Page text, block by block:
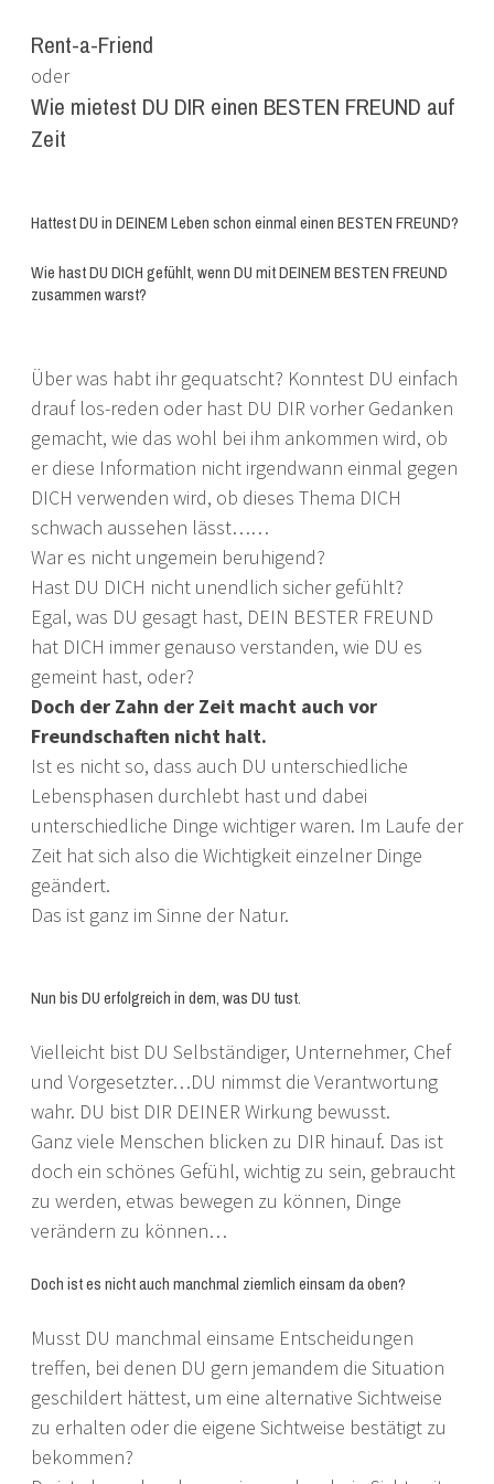
Rent-a-Friend
oder
Wie mietest DU DIR einen BESTEN FREUND auf
Zeit
Hattest DU in DEINEM Leben schon einmal einen BESTEN FREUND?
Wie hast DU DICH gefühlt, wenn DU mit DEINEM BESTEN FREUND
zusammen warst?
Über was habt ihr gequatscht? Konntest DU einfach
drauf los-reden oder hast DU DIR vorher Gedanken
gemacht, wie das wohl bei ihm ankommen wird, ob
er diese Information nicht irgendwann einmal gegen
DICH verwenden wird, ob dieses Thema DICH
schwach aussehen lässt……
War es nicht ungemein beruhigend?
Hast DU DICH nicht unendlich sicher gefühlt?
Egal, was DU gesagt hast, DEIN BESTER FREUND
hat DICH immer genauso verstanden, wie DU es
gemeint hast, oder?
Doch der Zahn der Zeit macht auch vor
Freundschaften nicht halt.
Ist es nicht so, dass auch DU unterschiedliche
Lebensphasen durchlebt hast und dabei
unterschiedliche Dinge wichtiger waren. Im Laufe der
Zeit hat sich also die Wichtigkeit einzelner Dinge
geändert.
Das ist ganz im Sinne der Natur.
Nun bis DU erfolgreich in dem, was DU tust.
Vielleicht bist DU Selbständiger, Unternehmer, Chef
und Vorgesetzter…DU nimmst die Verantwortung
wahr. DU bist DIR DEINER Wirkung bewusst.
Ganz viele Menschen blicken zu DIR hinauf. Das ist
doch ein schönes Gefühl, wichtig zu sein, gebraucht
zu werden, etwas bewegen zu können, Dinge
verändern zu können…
Doch ist es nicht auch manchmal ziemlich einsam da oben?
Musst DU manchmal einsame Entscheidungen
treffen, bei denen DU gern jemandem die Situation
geschildert hättest, um eine alternative Sichtweise
zu erhalten oder die eigene Sichtweise bestätigt zu
bekommen?